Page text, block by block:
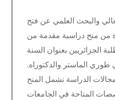
والبحث العلمي عن فتح
من منح دراسية مقدمة من
الجزائريين بعنوان السنة
2026–2027 في طوري الماستر والدكتوراه.
الدراسة 2. مجالات الدراسة تشمل المنح
المتاحة في الجامعات